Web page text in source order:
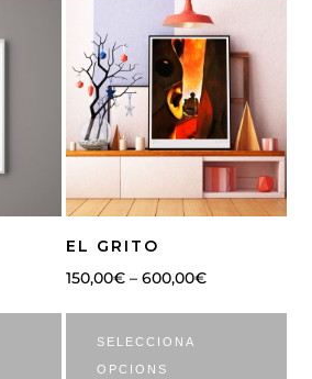
EL GRITO
150,00€ – 600,00€
SELECCIONA
OPCIONS